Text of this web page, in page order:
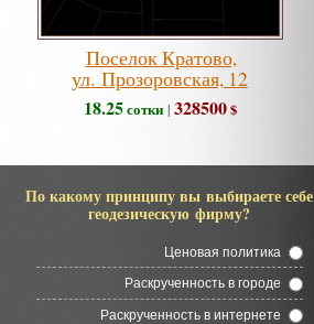
Поселок Кратово,
ул. Прозоровская, 12
18.25сотки | 328500$
По какому принципу вы выбираете себе
геодезическую фирму?
Ценовая политика
Раскрученность в городе
Раскрученность в интернете